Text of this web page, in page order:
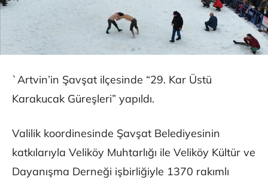
`Artvin’in Şavşat ilçesinde “29. Kar Üstü
Karakucak Güreşleri” yapıldı.
Valilik koordinesinde Şavşat Belediyesinin
katkılarıyla Veliköy Muhtarlığı ile Veliköy Kültür ve
Dayanışma Derneği işbirliğiyle 1370 rakımlı